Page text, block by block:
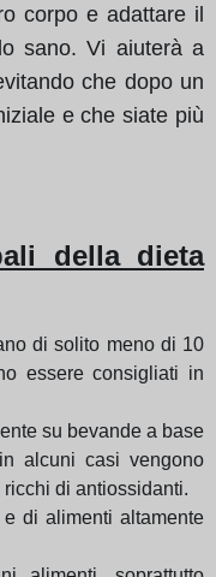
corpo e adattare il
sano. Vi aiuterà a
che dopo un
e che siate più
della dieta
di solito meno di 10
essere consigliati in
su bevande a base
alcuni casi vengono
di antiossidanti.
di alimenti altamente